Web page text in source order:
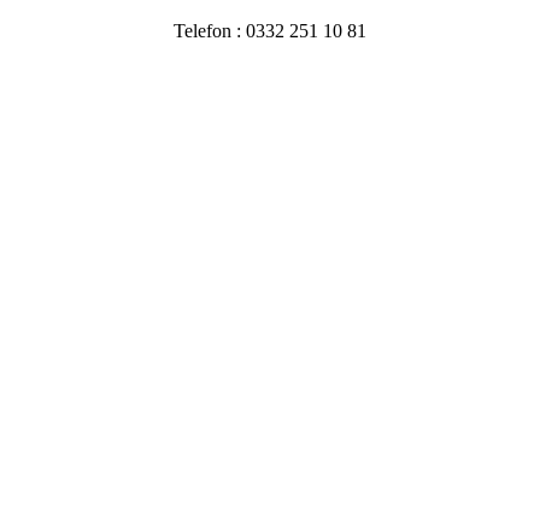
Telefon : 0332 251 10 81